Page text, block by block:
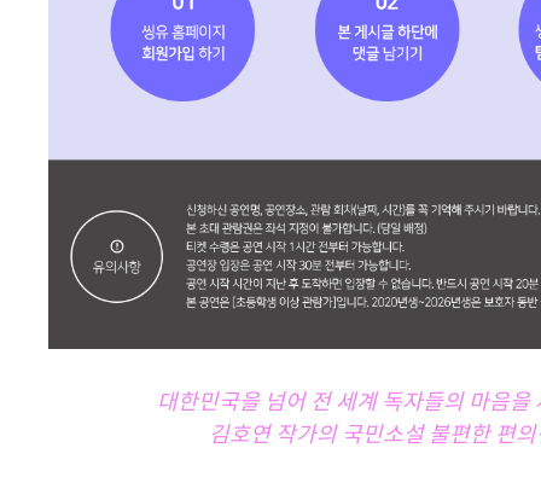
대한민국을 넘어 전 세계 독자들의 마음을
김호연 작가의 국민소설 불편한 편